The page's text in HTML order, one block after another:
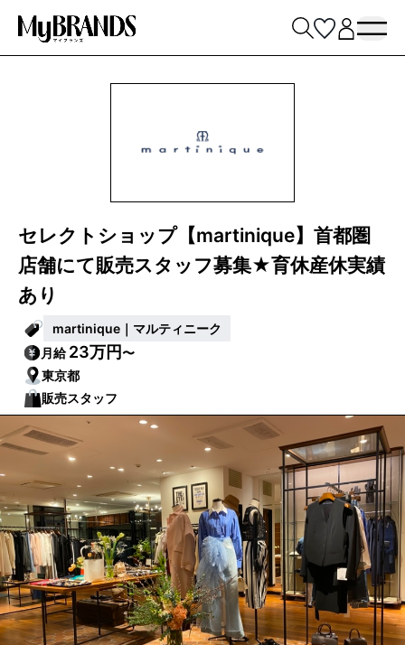
セレクトショップ【martinique】首都圏
店舗にて販売スタッフ募集★育休産休実績
あり
martinique｜マルティニーク
月給23万円〜
東京都
販売スタッフ